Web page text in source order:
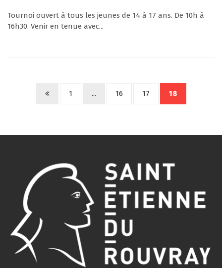
Tournoi ouvert à tous les jeunes de 14 à 17 ans. De 10h à
16h30. Venir en tenue avec...
1 ... 16 17 18